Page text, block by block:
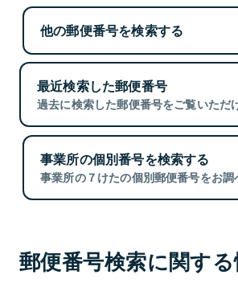
他の郵便番号を検索する
最近検索した郵便番号
過去に検索した郵便番号をご覧いただ
事業所の個別番号を検索する
事業所の７けたの個別郵便番号をお調
郵便番号検索に関す